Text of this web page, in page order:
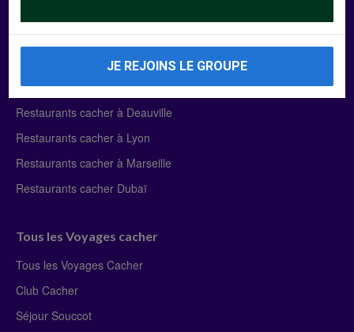
Manger Cacher
Liste des restaurants cacher
Restaurants cacher à Paris
Restaurants cacher à Deauville
Restaurants cacher à Lyon
Restaurants cacher à Marseille
Restaurants cacher Dubaï
Tous les Voyages cacher
Tous les Voyages Cacher
Club Cacher
Séjour Souccot
JE REJOINS LE GROUPE